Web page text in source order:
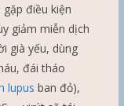
điều kiện
giảm miễn dịch
già yếu, dùng
đái tháo
lupus ban đỏ),